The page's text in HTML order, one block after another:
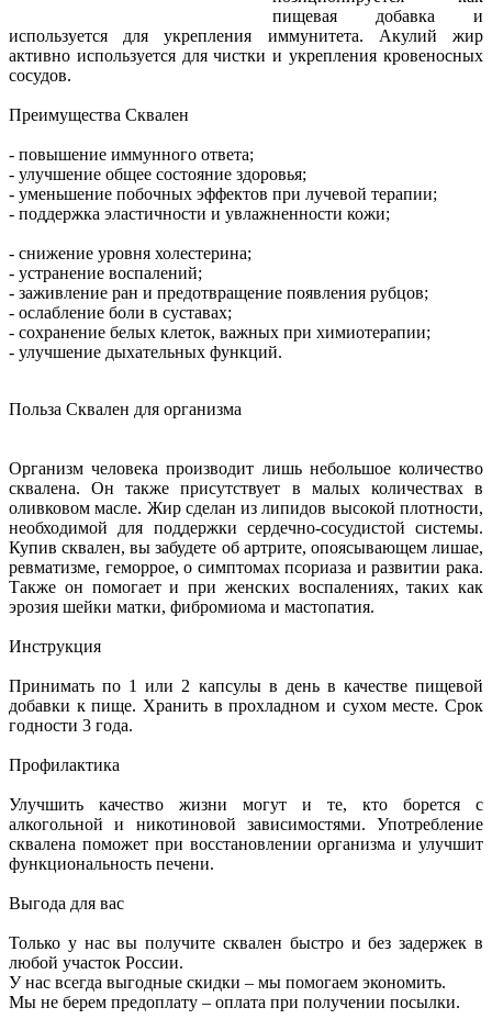
пищевая добавка и
используется для укрепления иммунитета. Акулий жир
активно используется для чистки и укрепления кровеносных
сосудов.
Преимущества Сквален
- повышение иммунного ответа;
- улучшение общее состояние здоровья;
- уменьшение побочных эффектов при лучевой терапии;
- поддержка эластичности и увлажненности кожи;
- снижение уровня холестерина;
- устранение воспалений;
- заживление ран и предотвращение появления рубцов;
- ослабление боли в суставах;
- сохранение белых клеток, важных при химиотерапии;
- улучшение дыхательных функций.
Польза Сквален для организма
Организм человека производит лишь небольшое количество
сквалена. Он также присутствует в малых количествах в
оливковом масле. Жир сделан из липидов высокой плотности,
необходимой для поддержки сердечно-сосудистой системы.
Купив сквален, вы забудете об артрите, опоясывающем лишае,
ревматизме, геморрое, о симптомах псориаза и развитии рака.
Также он помогает и при женских воспалениях, таких как
эрозия шейки матки, фибромиома и мастопатия.
Инструкция
Принимать по 1 или 2 капсулы в день в качестве пищевой
добавки к пище. Хранить в прохладном и сухом месте. Срок
годности 3 года.
Профилактика
Улучшить качество жизни могут и те, кто борется с
алкогольной и никотиновой зависимостями. Употребление
сквалена поможет при восстановлении организма и улучшит
функциональность печени.
Выгода для вас
Только у нас вы получите сквален быстро и без задержек в
любой участок России.
У нас всегда выгодные скидки – мы помогаем экономить.
Мы не берем предоплату – оплата при получении посылки.